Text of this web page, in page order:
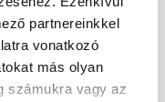
partnereinkkel
vonatkozó
más olyan
számukra vagy az